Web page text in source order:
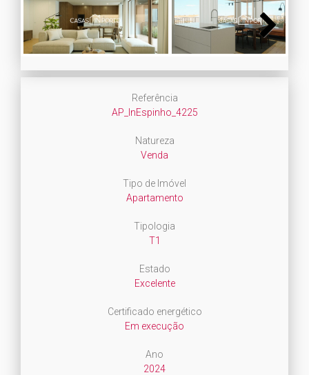
Next
Referência
AP_InEspinho_4225
Natureza
Venda
Tipo de Imóvel
Apartamento
Tipologia
T1
Estado
Excelente
Certificado energético
Em execução
Ano
2024